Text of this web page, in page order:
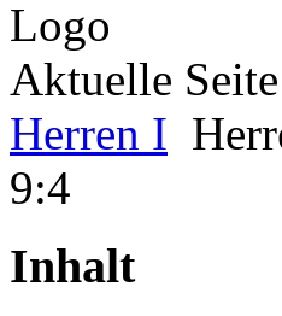
Aktuelle
Herren I
9:4
Inhalt